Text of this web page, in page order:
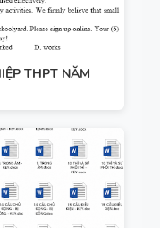
CAMBRIDG
E
SPEAKING
TIẾNG ANH
5 - GLOBAL
SUCCESS
THPT NĂM